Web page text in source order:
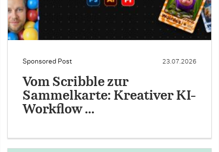
Sponsored Post 23.07.2026
Vom Scribble zur
Sammelkarte: Kreativer KI-
Workflow …